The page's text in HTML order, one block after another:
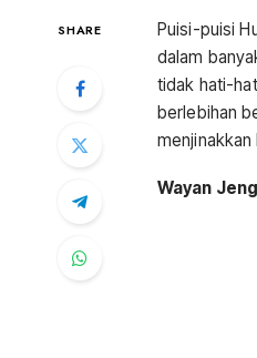
SHARE
Puisi-puisi
dalam
tidak hati-
berlebihan
Wayan